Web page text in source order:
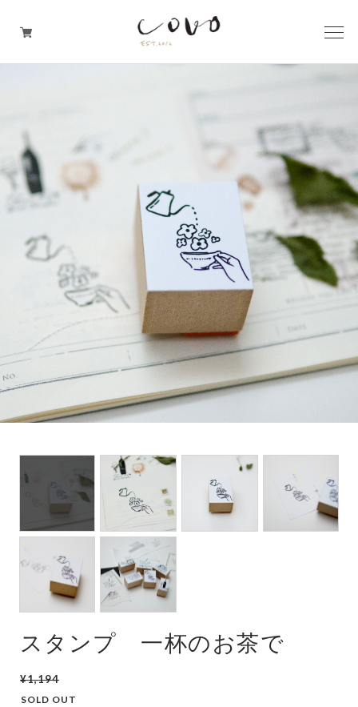
机周りの道具
TRAVELER'S notebook
covo design
その他の暮らしの道具
ガレージセール
スタンプ 一杯のお茶で
¥1,194
SOLD OUT